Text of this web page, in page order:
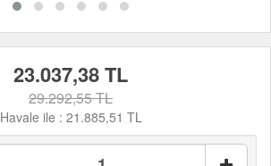
23.037,38 TL
29.292,55 TL
Havale ile : 21.885,51 TL